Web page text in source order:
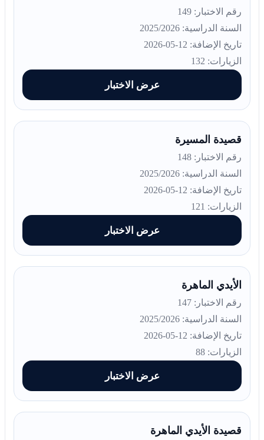
رقم الاختبار: 149
السنة الدراسية: 2025/2026
تاريخ الإضافة: 12-05-2026
الزيارات: 132
عرض الاختبار
قصيدة المسيرة
رقم الاختبار: 148
السنة الدراسية: 2025/2026
تاريخ الإضافة: 12-05-2026
الزيارات: 121
عرض الاختبار
الأيدي الماهرة
رقم الاختبار: 147
السنة الدراسية: 2025/2026
تاريخ الإضافة: 12-05-2026
الزيارات: 88
عرض الاختبار
قصيدة الأيدي الماهرة